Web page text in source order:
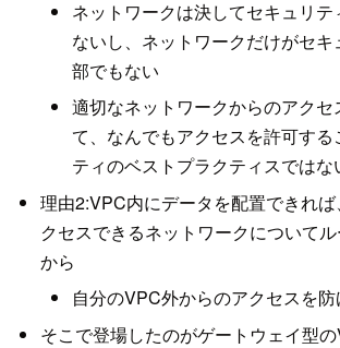
ネットワークは決してセキュリ
ないし、ネットワークだけがセ
部でもない
適切なネットワークからのアクセ
て、なんでもアクセスを許可する
ティのベストプラクティスではな
理由2:VPC内にデータを配置できれ
クセスできるネットワークについて
から
自分のVPC外からのアクセスを防
そこで登場したのがゲートウェイ型